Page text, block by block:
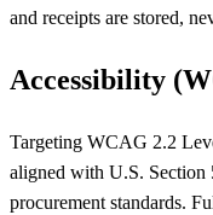
and receipts are stored,
Accessibility
Targeting WCAG 2.2
aligned with U.S.
procurement standards.